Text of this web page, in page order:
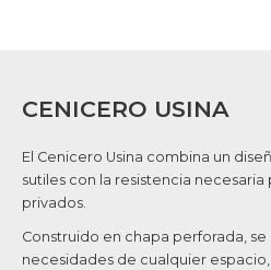
CENICERO USINA
El Cenicero Usina combina un
sutiles con la resistencia
privados.
Construido en chapa perforada,
necesidades de cualquier